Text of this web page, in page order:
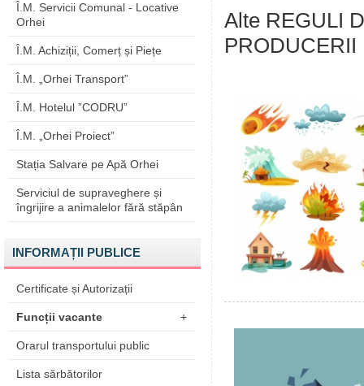
Î.M. Servicii Comunal - Locative
Orhei
Î.M. Achiziții, Comerț și Piețe
Î.M. „Orhei Transport”
Î.M. Hotelul ”CODRU”
Î.M. „Orhei Proiect”
Stația Salvare pe Apă Orhei
Serviciul de supraveghere și
îngrijire a animalelor fără stăpân
INFORMAȚII PUBLICE
Certificate și Autorizații
Funcții vacante +
Orarul transportului public
Lista sărbătorilor
Alte REGULI